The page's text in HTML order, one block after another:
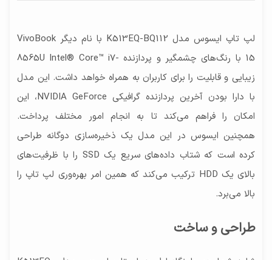
مشخصات حافظه داخلی
۱ ترابایت حافظه از نوع HDD (هارد دیسک درایو)
(Hard Disk Drive) به همراه ۲۵۶ گیگابایت حافظه از
نوع SSD (درایو حالت جامد) (Solid State Drive)
ظرفیت حافظه HDD
256 گیگابایت
لپ‎ تاپ ایسوس مدل K513EQ-BQ112 با نام دیگر VivoBook
15 با رنگ‌های چشمگیر و پردازنده -8565U Intel® Core™ i7
زیبایی و قابلیت را برای کاربران به همراه خواهد داشت. این مدل
با دارا بودن آخرین پردازنده گرافیکی NVIDIA GeForce، این
امکان را فراهم می‌کند تا به انجام امور مختلف پرداخت.
همچنین ایسوس در این مدل یک ذخیره‌سازی دوگانه طراحی
کرده است که شتاب داده‌های سریع یک SSD را با ظرفیت‌های
بالای یک HDD ترکیب می‌کند که همین امر بهره‌وری لپ تاپ را
بالا می‌برد.
طراحی و ساخت